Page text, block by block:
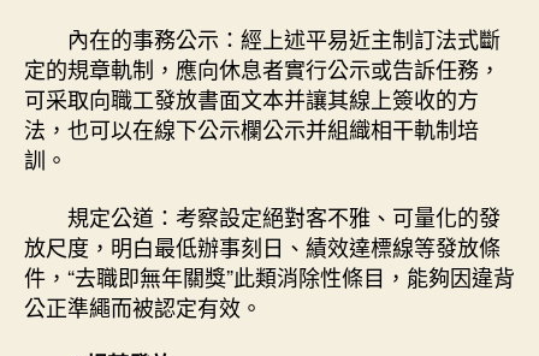
內在的事務公示：經上述平易近主制訂法式斷
定的規章軌制，應向休息者實行公示或告訴任務，
可采取向職工發放書面文本并讓其線上簽收的方
法，也可以在線下公示欄公示并組織相干軌制培
訓。
規定公道：考察設定絕對客不雅、可量化的發
放尺度，明白最低辦事刻日、績效達標線等發放條
件，“去職即無年關獎”此類消除性條目，能夠因違背
公正準繩而被認定有效。